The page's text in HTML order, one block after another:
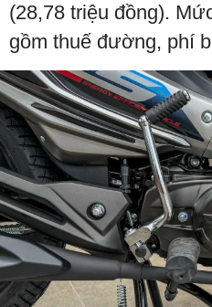
(28,78 triệu đồng).
gồm thuế đường, phí